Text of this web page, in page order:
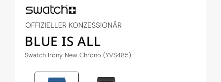
BLUE IS ALL
Swatch Irony New Chrono (YVS485)